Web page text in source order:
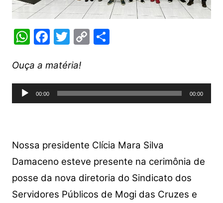
W
at
s
A
F
c
e
b
k
T
itt
er
C
y
Li
S
e
Ouça a matéria!
Tocador
de
00:00 00:00
Nossa presidente Clícia Mara Silva
Damaceno esteve presente na cerimônia de
posse da nova diretoria do Sindicato dos
Servidores Públicos de Mogi das Cruzes e